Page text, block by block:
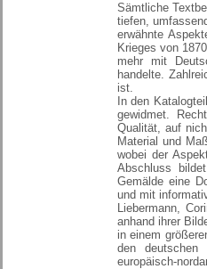
Sämtliche
tiefen,
erwähnte
Krieges von
mehr mit
handelte.
ist.
In den
gewidmet.
Qualität, auf
Material und
wobei der
Abschluss
Gemälde eine
und mit
Liebermann,
anhand ihrer
in einem
den
europäisch-